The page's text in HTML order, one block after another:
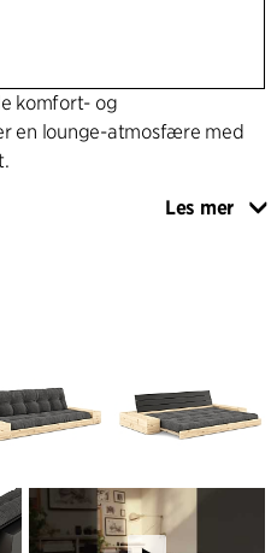
komfort- og
en lounge-atmosfære med
skiller seg vesentlig fra den
er BASE-sovesofaen
foldes ut. Designet er
sengen er midtpunktet i
til mange formål.
gir en komfortabel base for å
se på TV og en rekke andre
og sammen med andre.
fra en sove- og
sofa, perfekt for uventede
sørger for at den alltid ser
Les mer